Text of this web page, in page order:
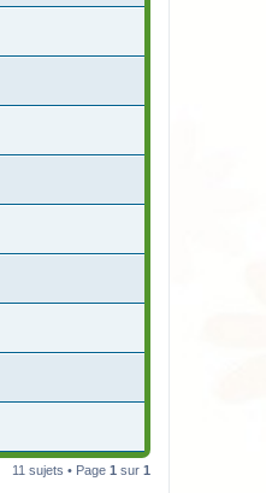
11 sujets • Page 1 sur 1